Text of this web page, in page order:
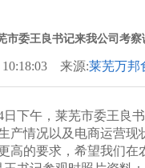
市委王良书记来我公司考察
10:18:03 来源:莱芜万邦
日下午，莱芜市委王良
产情况以及电商运营
高的要求，希望我们在